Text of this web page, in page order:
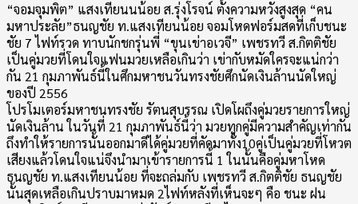
“จอมจุมพิต” แสงเทียนนน้อย ส.รุ่งโรจน์ ตั้งความหวังสูงสุด “คน
มหาประลัย”ธนญชัย ท.แสงเทียนน้อย จอมโหดฟอร์มสดที่เก็บชนะ
ชัย 7 ไฟท์รวด ทาบนักชกรุ่นพี่ “ขุนเข่าอเวจี” เพชรทวี ส.กิตติชัย
เป็นคู่มวยที่โดนใจแฟนมวยเหลือเกินว่า เข่ากับหมัดใครจะแน่กว่า
กัน 21 กุมภาพันธ์นี้ในศึกมหาชนวันทรงชัยศึกนัดเงินล้านนัดใหญ่
ของปี 2556
โปรโมเตอร์มหาชนทรงชัย รัตนสุบรรณ เปิดโผถึงคู่มวยรายการใหญ่
นัดเงินล้าน ในวันที่ 21 กุมภาพันธ์นี้ว่า มวยทุกคู่มีความสำคัญเท่ากัน
ถึงทำให้รายการนั้นออกมาดีได้คู่มวยที่คัดมาทั้ง10คู่เป็นคู่มวยที่โหวต
เสียงแล้วโดนใจแน่จึงนำมาเข้ารายการนี้ 1 ในนั้นคือคู่มหาโหด
ธนญชัย ท.แสงเทียนน้อย ที่จะถล่มกับ เพชรทวี ส.กิตติชัย ธนญชัย
นั้นสุดเหลือเกินปราบมาหมด 2ไฟท์หลังที่เห็นจะๆ คือ ชนะ ฝน